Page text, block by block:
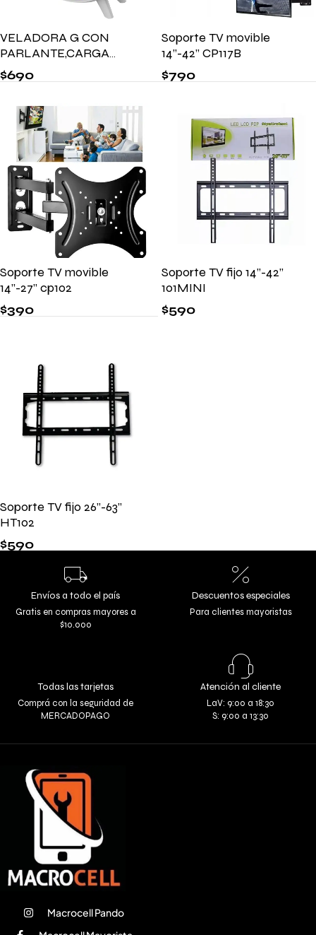
VELADORA G CON
PARLANTE,CARGA
INALAMBRICA Y LUZ
RGB BT-2301
$690
Soporte TV movible
14’’-42’’ CP117B
$790
Soporte TV movible
14’’-27’’ cp102
$390
Soporte TV fijo 14’’-42’’
101MINI
$590
Soporte TV fijo 26’’-63’’
HT102
$590
Envíos a todo el país
Gratis en compras mayores a
$10.000
Descuentos especiales
Para clientes mayoristas
Todas las tarjetas
Comprá con la seguridad de
MERCADOPAGO
Atención al cliente
LaV: 9:00 a 18:30
S: 9:00 a 13:30
Macrocell Pando